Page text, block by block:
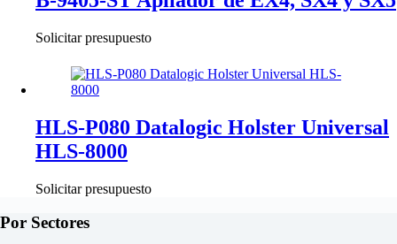
Solicitar presupuesto
HLS-P080 Datalogic Holster Universal
HLS-8000
Solicitar presupuesto
Por Sectores